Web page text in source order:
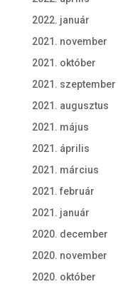
2022. január
2021. november
2021. október
2021. szeptember
2021. augusztus
2021. május
2021. április
2021. március
2021. február
2021. január
2020. december
2020. november
2020. október